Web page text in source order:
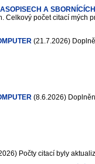
A SBORNÍCÍCH
Celkový počet citací mých
(21.7.2026)
(8.6.2026)
Počty citací byly